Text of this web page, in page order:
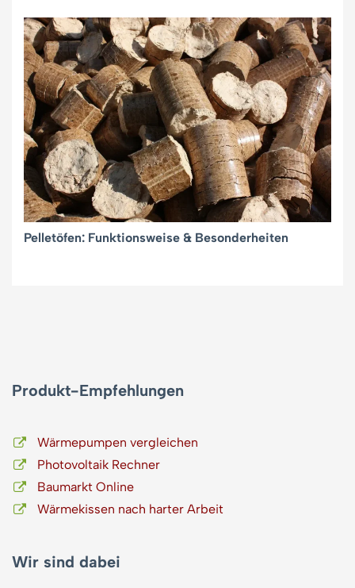
Pelletöfen: Funktionsweise & Besonderheiten
Produkt-Empfehlungen
Wärmepumpen vergleichen
Photovoltaik Rechner
Baumarkt Online
Wärmekissen nach harter Arbeit
Wir sind dabei